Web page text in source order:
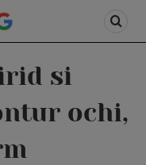
si
ochi,